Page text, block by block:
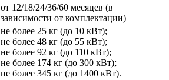
от 12/18/24/36/60 месяцев (в
зависимости от комплектации)
не более 25 кг (до 10 кВт);
не более 48 кг (до 55 кВт);
не более 92 кг (до 110 кВт);
не более 174 кг (до 300 кВт);
не более 345 кг (до 1400 кВт).